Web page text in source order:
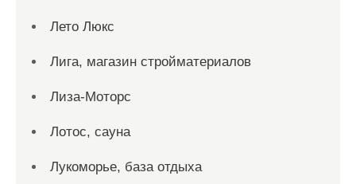
Лето Люкс
Лига, магазин стройматериалов
Лиза-Моторс
Лотос, сауна
Лукоморье, база отдыха